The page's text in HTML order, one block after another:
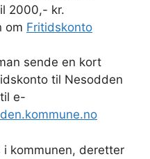
2000,- kr.
om Fritidskonto
sende en kort
til Nesodden
e-
kommunen, deretter